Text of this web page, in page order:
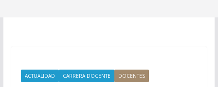
ACTUALIDAD CARRERA DOCENTE DOCENTES